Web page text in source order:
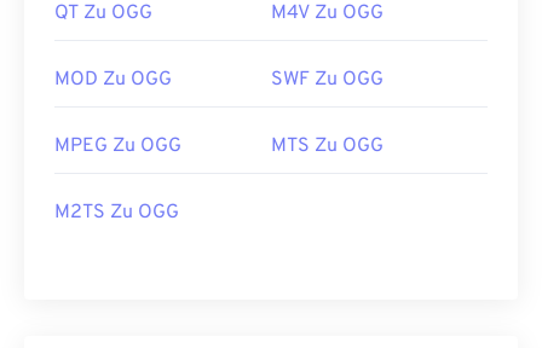
QT Zu OGG M4V Zu OGG
MOD Zu OGG SWF Zu OGG
MPEG Zu OGG MTS Zu OGG
M2TS Zu OGG